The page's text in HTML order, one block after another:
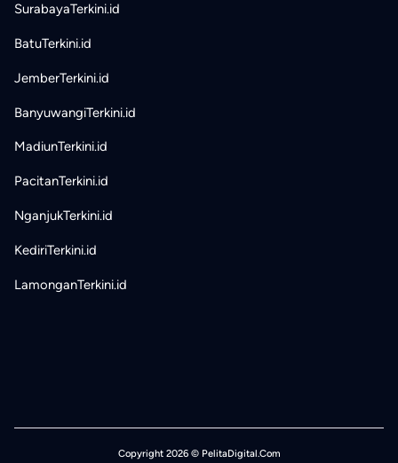
SurabayaTerkini.id
BatuTerkini.id
JemberTerkini.id
BanyuwangiTerkini.id
MadiunTerkini.id
PacitanTerkini.id
NganjukTerkini.id
KediriTerkini.id
LamonganTerkini.id
Copyright 2026 © PelitaDigital.Com